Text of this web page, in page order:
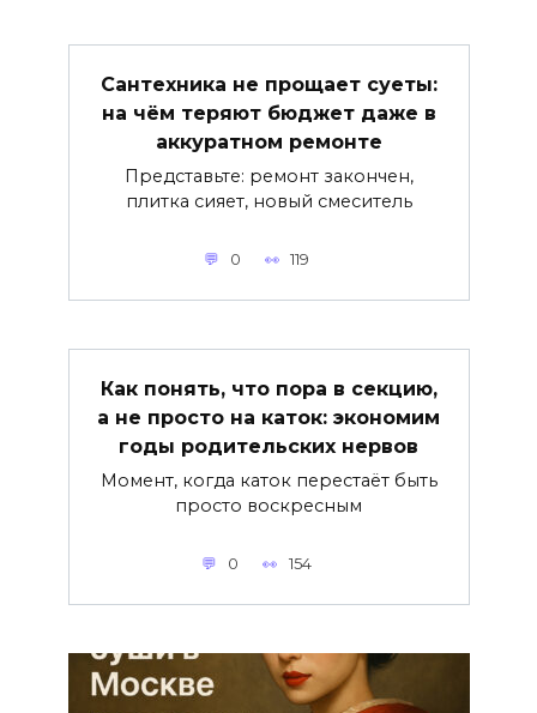
Сантехника не прощает суеты:
на чём теряют бюджет даже в
аккуратном ремонте
Представьте: ремонт закончен,
плитка сияет, новый смеситель
0 119
Как понять, что пора в секцию,
а не просто на каток: экономим
годы родительских нервов
Момент, когда каток перестаёт быть
просто воскресным
0 154